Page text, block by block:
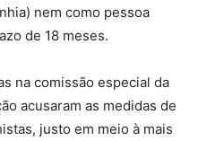
nem como pessoa
de 18 meses.
na comissão especial da
acusaram as medidas de
justo em meio à mais